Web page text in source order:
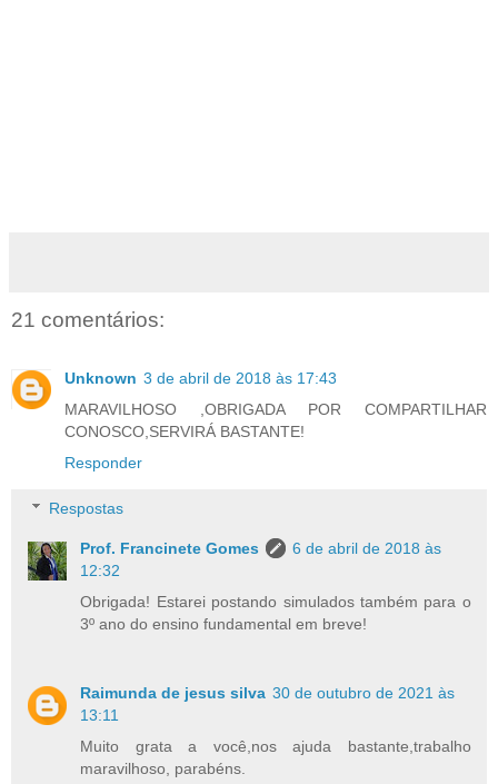
21 comentários:
Unknown 3 de abril de 2018 às 17:43
MARAVILHOSO ,OBRIGADA POR COMPARTILHAR
CONOSCO,SERVIRÁ BASTANTE!
Responder
Respostas
Prof. Francinete Gomes
6 de abril de 2018 às
12:32
Obrigada! Estarei postando simulados também para o
3º ano do ensino fundamental em breve!
Raimunda de jesus silva 30 de outubro de 2021 às
13:11
Muito grata a você,nos ajuda bastante,trabalho
maravilhoso, parabéns.